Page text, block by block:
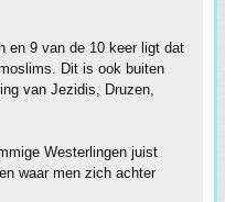
en 9 van de 10 keer ligt dat
Dit is ook buiten
van Jezidis, Druzen,
Westerlingen juist
waar men zich achter